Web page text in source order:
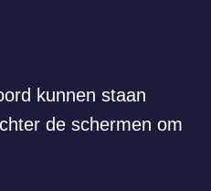
kunnen staan
de schermen om